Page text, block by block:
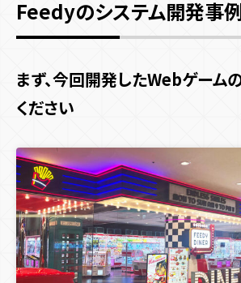
Feedyのシステム開発事
まず、今回開発したWebゲーム
ください